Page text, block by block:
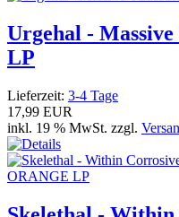
Urgehal -
LP
Lieferzeit: 3-4 Tage
17,99 EUR
inkl. 19 % MwSt. zzgl.